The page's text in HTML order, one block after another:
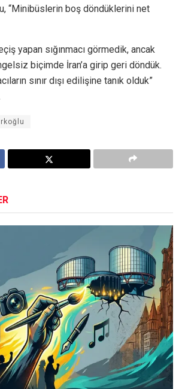
“Minibüslerin boş döndüklerini net
yapan sığınmacı görmedik, ancak
biçimde İran’a girip geri döndük.
sınır dışı edilişine tanık olduk”